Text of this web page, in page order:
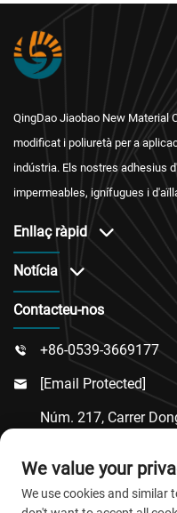
QingDao Jiaobao New Material
modificat i poliuretà per a
indústria. Els nostres adhesius
impermeables, ignífugues i
Enllaç ràpid
Notícia
Contacteu-nos
 +86-0539-3669177
 [email Protected]
Núm. 217, Carrer
Shandong
We value your
We use cookies and similar